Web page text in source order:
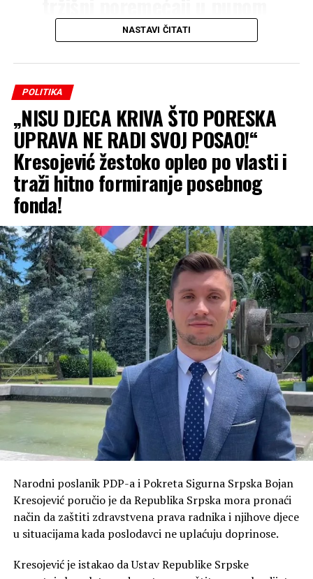
zamahu, nude nam samo
izgovore i prazne izjave. Ne
postoji sistemska zaštita.
Ne postoji odgovornost.
Postoji samo nesposobnost,
neodgovornost i političko
licemjerje“, naglasio je
Simić.
Dok poljoprivrednicima usjevi propadaju,
vlast objavljuje prazna saopštenja
On je ukazao na tešku situaciju u kojoj se nalaze domaći
proizvođači i stanovništvo usljed klimatskih i
ekonomskih neprilika.
„Dok poljoprivrednici
gledaju kako im usjevi
propadaju, dok cijene hrane
i osnovnih životnih
namirnica divljaju, dok
građani Republike Srpske
žive u neizvjesnosti — vlast
ćuti ili objavljuje
saopštenja bez ikakve
NASTAVI ČITATI
POLITIKA
„NISU DJECA KRIVA ŠTO PORESKA
UPRAVA NE RADI SVOJ POSAO!“
Kresojević žestoko opleo po vlasti i
traži hitno formiranje posebnog
fonda!
Narodni poslanik PDP-a i Pokreta Sigurna Srpska Bojan
Kresojević poručio je da Republika Srpska mora pronaći
način da zaštiti zdravstvena prava radnika i njihove djece
u situacijama kada poslodavci ne uplaćuju doprinose.
Kresojević je istakao da Ustav Republike Srpske